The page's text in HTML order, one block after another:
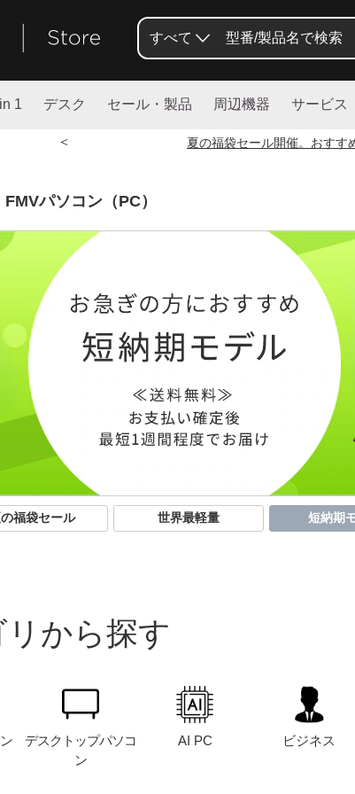
すべて
1 デスク セール・製品 周辺機器 サービス
夏の福袋セール開催。おすす
<
パソコン（PC）
福袋セール 世界最軽量 短納期
リから探す
デスクトップパソコ
ン
AI PC ビジネス